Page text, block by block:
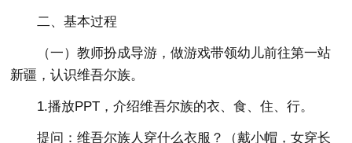
二、基本过程
（一）教师扮成导游，做游戏带领幼儿前往第一站
新疆，认识维吾尔族。
1.播放PPT，介绍维吾尔族的衣、食、住、行。
提问：维吾尔族人穿什么衣服？（戴小帽，女穿长